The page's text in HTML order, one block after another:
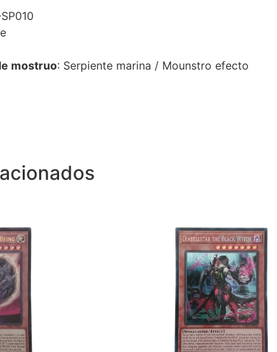
mostruo: Serpiente marina / Mounstro efecto